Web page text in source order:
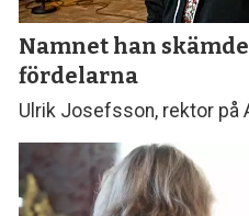
Namnet han
fördelarna
Ulrik Josefsson, rektor på